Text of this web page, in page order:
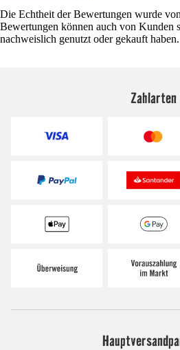
Die Echtheit der Bewertungen wurde
Bewertungen können auch von Kunden
nachweislich genutzt oder gekauft haben.
Zahlarten